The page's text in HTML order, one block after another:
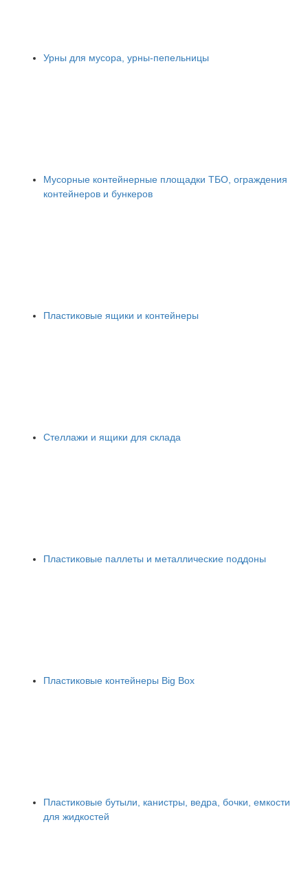
Урны для мусора, урны-пепельницы
Мусорные контейнерные площадки ТБО, ограждения
контейнеров и бункеров
Пластиковые ящики и контейнеры
Стеллажи и ящики для склада
Пластиковые паллеты и металлические поддоны
Пластиковые контейнеры Big Box
Пластиковые бутыли, канистры, ведра, бочки, емкости
для жидкостей